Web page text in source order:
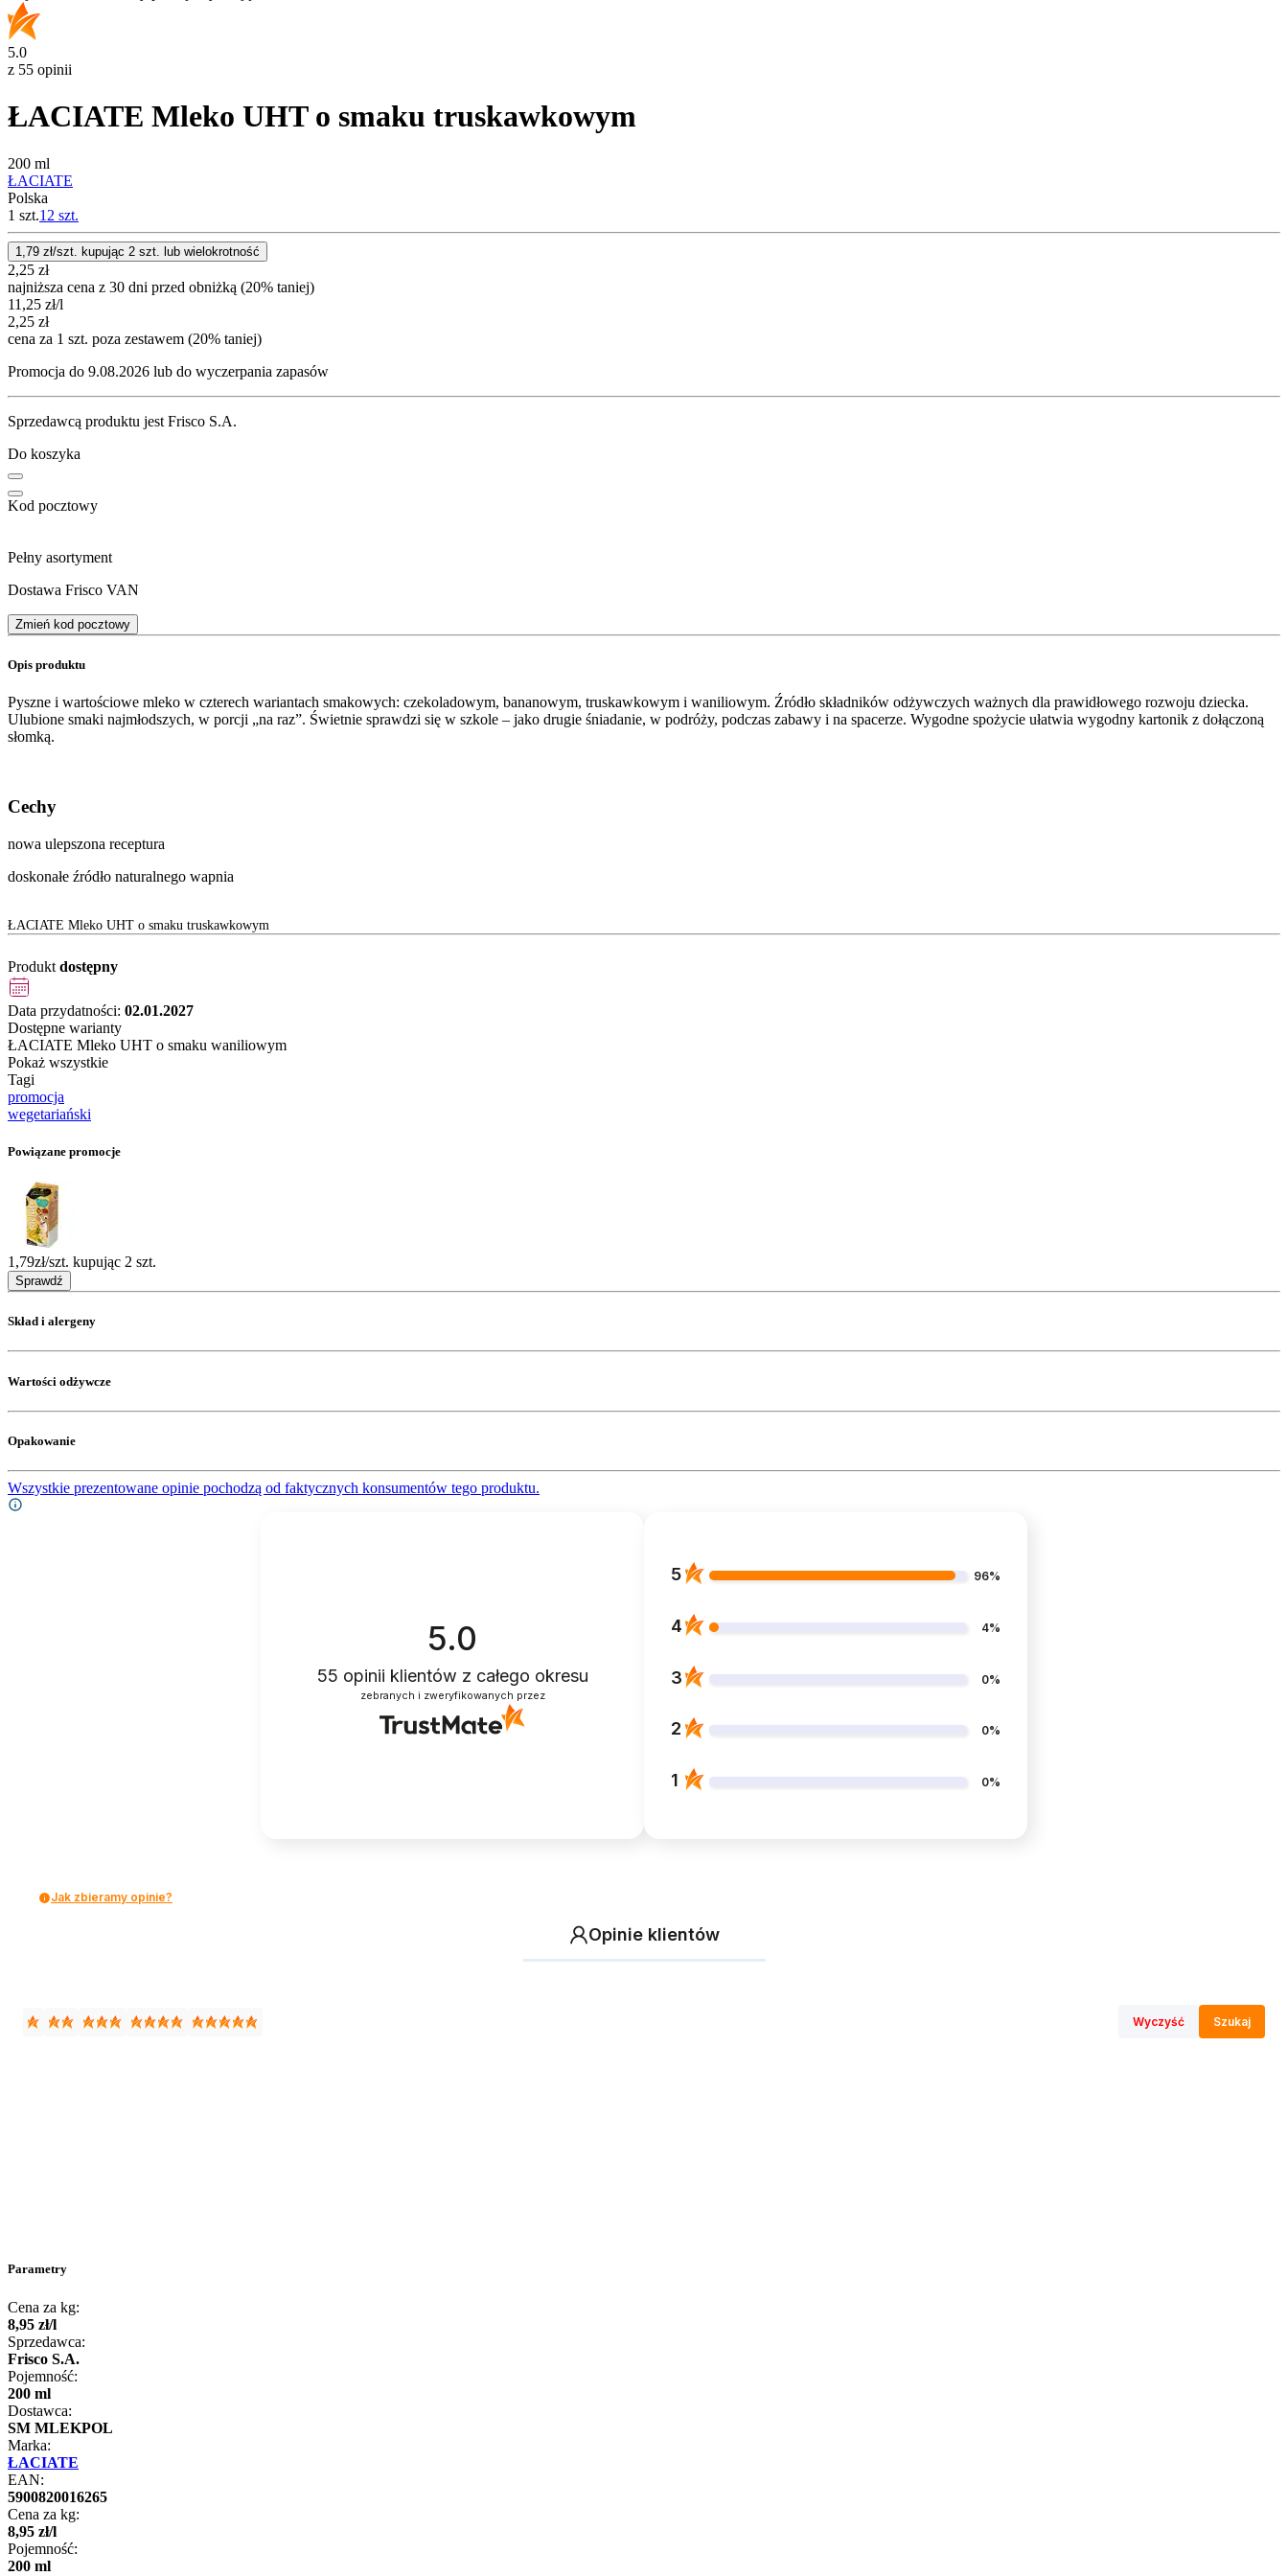
5.0
z 55 opinii
ŁACIATE Mleko UHT o smaku truskawkowym
200 ml
ŁACIATE
Polska
1 szt.12 szt.
1,79 zł/szt. kupując 2 szt. lub wielokrotność
2,25 zł
najniższa cena z 30 dni przed obniżką (20% taniej)
11,25 zł/l
2,25 zł
cena za 1 szt. poza zestawem (20% taniej)
Promocja do 9.08.2026 lub do wyczerpania zapasów
Sprzedawcą produktu jest Frisco S.A.
Do koszyka
Kod pocztowy
Pełny asortyment
Dostawa Frisco VAN
Zmień kod pocztowy
Opis produktu
Pyszne i wartościowe mleko w czterech wariantach smakowych: czekoladowym, bananowym, truskawkowym i waniliowym. Źródło składników odżywczych ważnych dla prawidłowego rozwoju dziecka.
Ulubione smaki najmłodszych, w porcji „na raz”. Świetnie sprawdzi się w szkole – jako drugie śniadanie, w podróży, podczas zabawy i na spacerze. Wygodne spożycie ułatwia wygodny kartonik z dołączoną
słomką.
Cechy
nowa ulepszona receptura
doskonałe źródło naturalnego wapnia
ŁACIATE Mleko UHT o smaku truskawkowym
Produkt dostępny
Data przydatności: 02.01.2027
Dostępne warianty
ŁACIATE Mleko UHT o smaku waniliowym
Pokaż wszystkie
Tagi
promocja
wegetariański
Powiązane promocje
1,79zł/szt. kupując 2 szt.
Sprawdź
Skład i alergeny
Wartości odżywcze
Opakowanie
Wszystkie prezentowane opinie pochodzą od faktycznych konsumentów tego produktu.
5.0
55 opinii klientów z całego okresu
zebranych i zweryfikowanych przez
5 96%
4 4%
3 0%
2 0%
1 0%
Jak zbieramy opinie?
Opinie klientów
Wyczyść Szukaj
Parametry
Cena za kg:
8,95 zł/l
Sprzedawca:
Frisco S.A.
Pojemność:
200 ml
Dostawca:
SM MLEKPOL
Marka:
ŁACIATE
EAN:
5900820016265
Cena za kg:
8,95 zł/l
Pojemność:
200 ml